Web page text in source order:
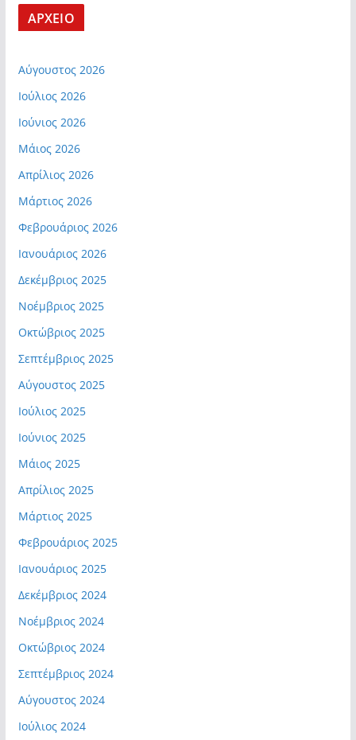
ΑΡΧΕΙΟ
Αύγουστος 2026
Ιούλιος 2026
Ιούνιος 2026
Μάιος 2026
Απρίλιος 2026
Μάρτιος 2026
Φεβρουάριος 2026
Ιανουάριος 2026
Δεκέμβριος 2025
Νοέμβριος 2025
Οκτώβριος 2025
Σεπτέμβριος 2025
Αύγουστος 2025
Ιούλιος 2025
Ιούνιος 2025
Μάιος 2025
Απρίλιος 2025
Μάρτιος 2025
Φεβρουάριος 2025
Ιανουάριος 2025
Δεκέμβριος 2024
Νοέμβριος 2024
Οκτώβριος 2024
Σεπτέμβριος 2024
Αύγουστος 2024
Ιούλιος 2024